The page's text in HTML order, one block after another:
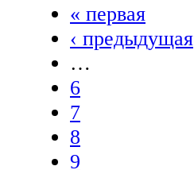
« первая
‹ предыдущая
…
6
7
8
9